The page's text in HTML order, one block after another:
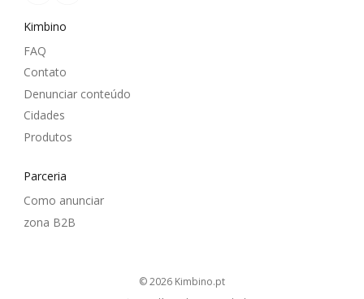
Kimbino
FAQ
Contato
Denunciar conteúdo
Cidades
Produtos
Parceria
Como anunciar
zona B2B
© 2026
kimbino.pt